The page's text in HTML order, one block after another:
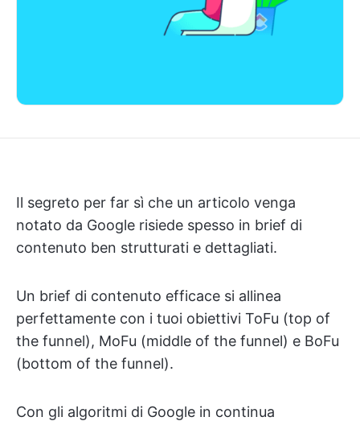
Il segreto per far sì che un articolo venga
notato da Google risiede spesso in brief di
contenuto ben strutturati e dettagliati.
Un brief di contenuto efficace si allinea
perfettamente con i tuoi obiettivi ToFu (top of
the funnel), MoFu (middle of the funnel) e BoFu
(bottom of the funnel).
Con gli algoritmi di Google in continua